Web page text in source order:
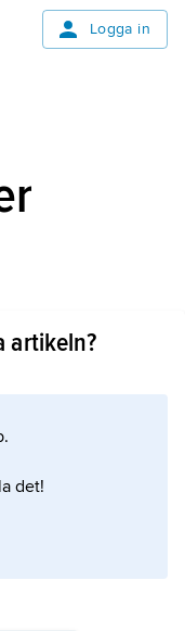
Logga in
artikeln?
det!